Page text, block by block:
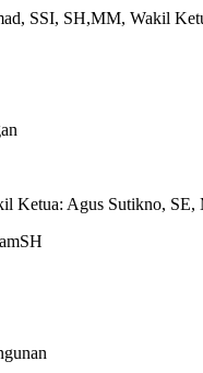
SSI, SH,MM, Wakil
Ketua: Agus Sutikno,